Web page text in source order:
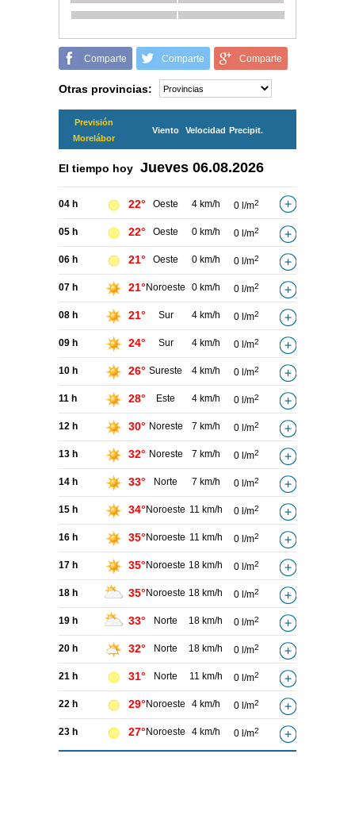
Comparte Comparte Comparte
Otras provincias:
Previsión
Morelábor
Viento Velocidad Precipit.
El tiempo hoy Jueves 06.08.2026
04 h 22° Oeste 4 km/h 0 l/m2
05 h 22° Oeste 0 km/h 0 l/m2
06 h 21° Oeste 0 km/h 0 l/m2
07 h 21° Noroeste 0 km/h 0 l/m2
08 h 21° Sur 4 km/h 0 l/m2
09 h 24° Sur 4 km/h 0 l/m2
10 h 26° Sureste 4 km/h 0 l/m2
11 h 28° Este 4 km/h 0 l/m2
12 h 30° Noreste 7 km/h 0 l/m2
13 h 32° Noreste 7 km/h 0 l/m2
14 h 33° Norte 7 km/h 0 l/m2
15 h 34° Noroeste 11 km/h 0 l/m2
16 h 35° Noroeste 11 km/h 0 l/m2
17 h 35° Noroeste 18 km/h 0 l/m2
18 h 35° Noroeste 18 km/h 0 l/m2
19 h 33° Norte 18 km/h 0 l/m2
20 h 32° Norte 18 km/h 0 l/m2
21 h 31° Norte 11 km/h 0 l/m2
22 h 29° Noroeste 4 km/h 0 l/m2
23 h 27° Noroeste 4 km/h 0 l/m2